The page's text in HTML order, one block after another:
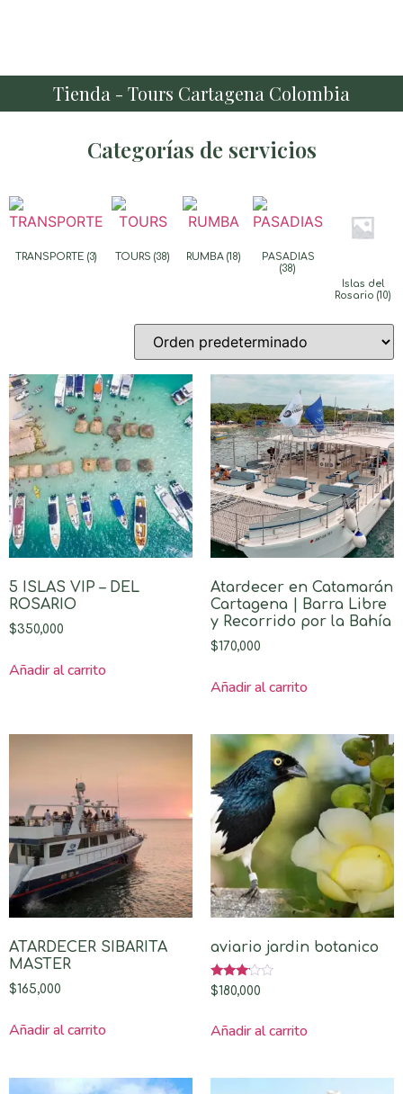
Tienda - Tours Cartagena Colombia
Categorías de servicios
TRANSPORTE (3) TOURS(38) RUMBA (18)
PASADIAS
(38)
Islas del
Rosario (10)
5 ISLAS VIP – DEL
ROSARIO
$350,000
Añadir al carrito
Atardecer en Catamarán
Cartagena | Barra Libre
y Recorrido por la Bahía
$170,000
Añadir al carrito
ATARDECER SIBARITA
MASTER
$165,000
Añadir al carrito
aviario jardin botanico
Valorado
con
$180,000
Añadir al carrito